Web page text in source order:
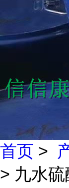
首页 >
> 九水